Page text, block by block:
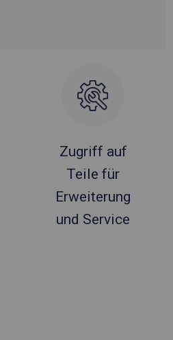
Zugriff auf
Teile für
Erweiterung
und Service